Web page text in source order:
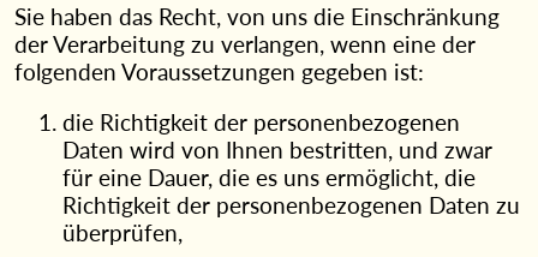
Sie haben das Recht, von uns die Einschränkung
der Verarbeitung zu verlangen, wenn eine der
folgenden Voraussetzungen gegeben ist:
die Richtigkeit der personenbezogenen
Daten wird von Ihnen bestritten, und zwar
für eine Dauer, die es uns ermöglicht, die
Richtigkeit der personenbezogenen Daten zu
überprüfen,